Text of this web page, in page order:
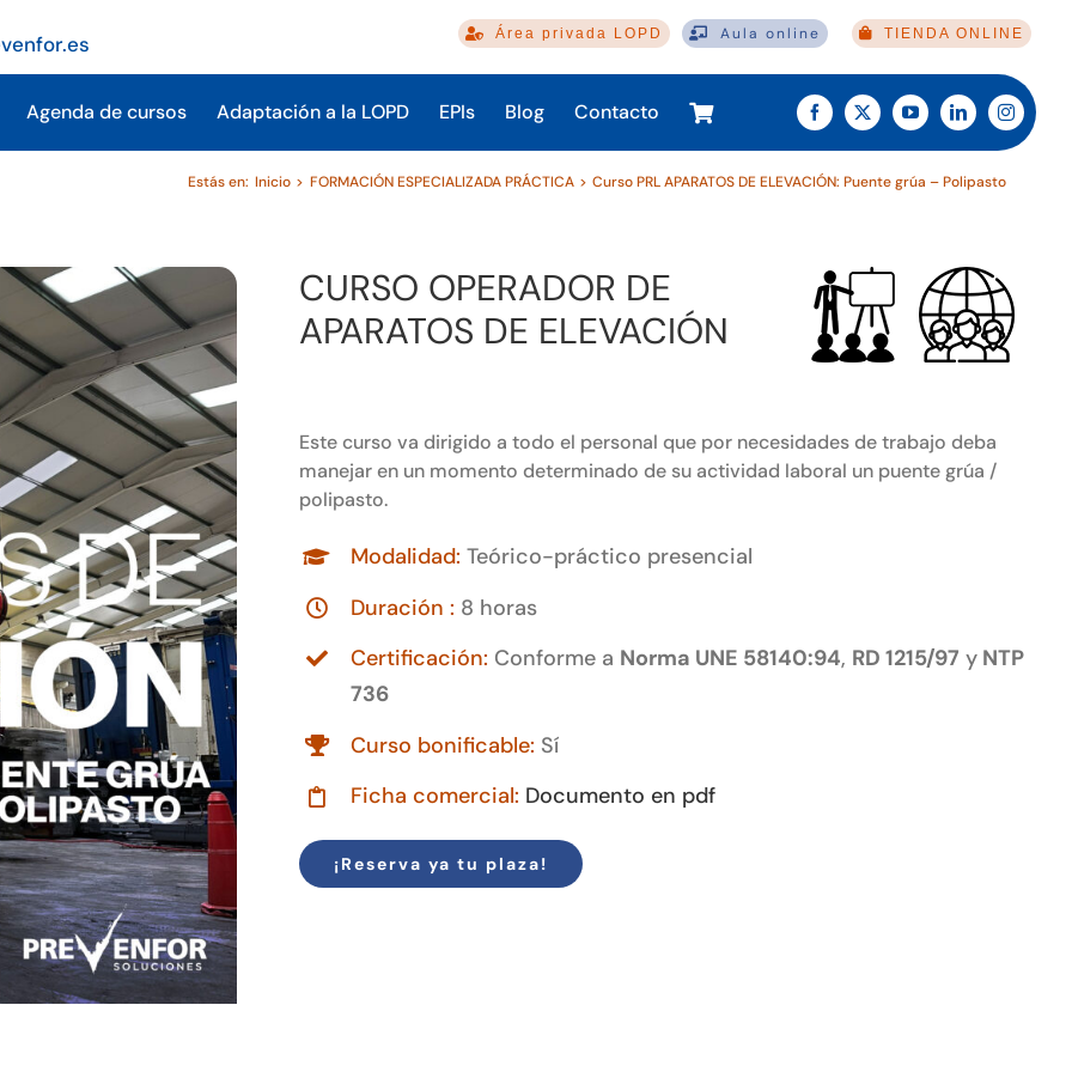
Área privada LOPD Aula online TIENDA ONLINE
Agenda de cursos Adaptación a la LOPD EPIs Blog Contacto
Estás en: Inicio FORMACIÓN ESPECIALIZADA PRÁCTICA Curso PRL APARATOS DE ELEVACIÓN: Puente grúa – Polipasto
CURSO OPERADOR DE
APARATOS DE ELEVACIÓN
Este curso va dirigido a todo el personal que por necesidades de trabajo deba
manejar en un momento determinado de su actividad laboral un puente grúa /
polipasto.
Modalidad: Teórico-práctico presencial
Duración : 8 horas
Certificación: Conforme a Norma UNE 58140:94, RD 1215/97 yNTP
736
Curso bonificable: Sí
Ficha comercial: Documento en pdf
¡Reserva ya tu plaza!